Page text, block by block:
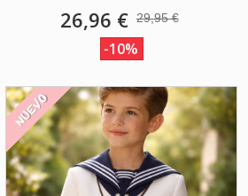
26,96 € 29,95 €
-10%
NUEVO